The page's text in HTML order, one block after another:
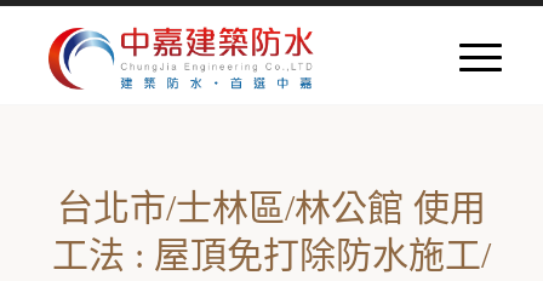
台北市/士林區/林公館 使用
工法 : 屋頂免打除防水施工/